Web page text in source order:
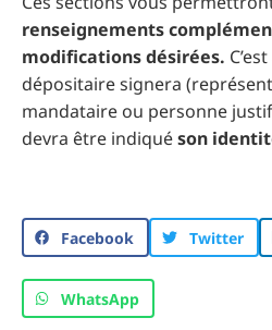
renseignements
modifications désirées.
dépositaire signera
mandataire ou personne
devra être indiquéson
Facebook Twitter
WhatsApp